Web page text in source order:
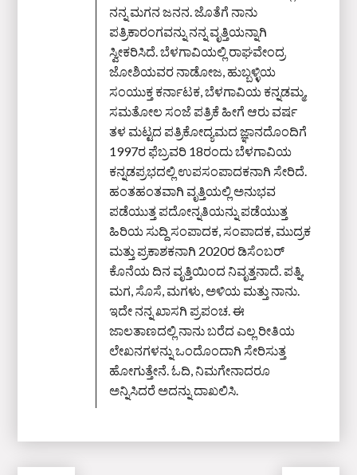
ನನ್ನ ಮಗನ ಜನನ. ಜೊತೆಗೆ ನಾನು
ಪತ್ರಿಕಾರಂಗವನ್ನು ನನ್ನ ವೃತ್ತಿಯನ್ನಾಗಿ
ಸ್ವೀಕರಿಸಿದೆ. ಬೆಳಗಾವಿಯಲ್ಲಿ ರಾಘವೇಂದ್ರ
ಜೋಶಿಯವರ ನಾಡೋಜ, ಹುಬ್ಬಳ್ಳಿಯ
ಸಂಯುಕ್ತ ಕರ್ನಾಟಕ, ಬೆಳಗಾವಿಯ ಕನ್ನಡಮ್ಮ,
ಸಮತೋಲ ಸಂಜೆ ಪತ್ರಿಕೆ ಹೀಗೆ ಆರು ವರ್ಷ
ತಳ ಮಟ್ಟದ ಪತ್ರಿಕೋದ್ಯಮದ ಜ್ಞಾನದೊಂದಿಗೆ
1997ರ ಫೆಬ್ರವರಿ 18ರಂದು ಬೆಳಗಾವಿಯ
ಕನ್ನಡಪ್ರಭದಲ್ಲಿ ಉಪಸಂಪಾದಕನಾಗಿ ಸೇರಿದೆ.
ಹಂತಹಂತವಾಗಿ ವೃತ್ತಿಯಲ್ಲಿ ಅನುಭವ
ಪಡೆಯುತ್ತ ಪದೋನ್ನತಿಯನ್ನು ಪಡೆಯುತ್ತ
ಹಿರಿಯ ಸುದ್ದಿ ಸಂಪಾದಕ, ಸಂಪಾದಕ, ಮುದ್ರಕ
ಮತ್ತು ಪ್ರಕಾಶಕನಾಗಿ 2020ರ ಡಿಸೆಂಬರ್‌
ಕೊನೆಯ ದಿನ ವೃತ್ತಿಯಿಂದ ನಿವೃತ್ತನಾದೆ. ಪತ್ನಿ,
ಮಗ, ಸೊಸೆ, ಮಗಳು, ಅಳಿಯ ಮತ್ತು ನಾನು.
ಇದೇ ನನ್ನ ಖಾಸಗಿ ಪ್ರಪಂಚ. ಈ
ಜಾಲತಾಣದಲ್ಲಿ ನಾನು ಬರೆದ ಎಲ್ಲ ರೀತಿಯ
ಲೇಖನಗಳನ್ನು ಒಂದೊಂದಾಗಿ ಸೇರಿಸುತ್ತ
ಹೋಗುತ್ತೇನೆ. ಓದಿ, ನಿಮಗೇನಾದರೂ
ಅನ್ನಿಸಿದರೆ ಅದನ್ನು ದಾಖಲಿಸಿ.